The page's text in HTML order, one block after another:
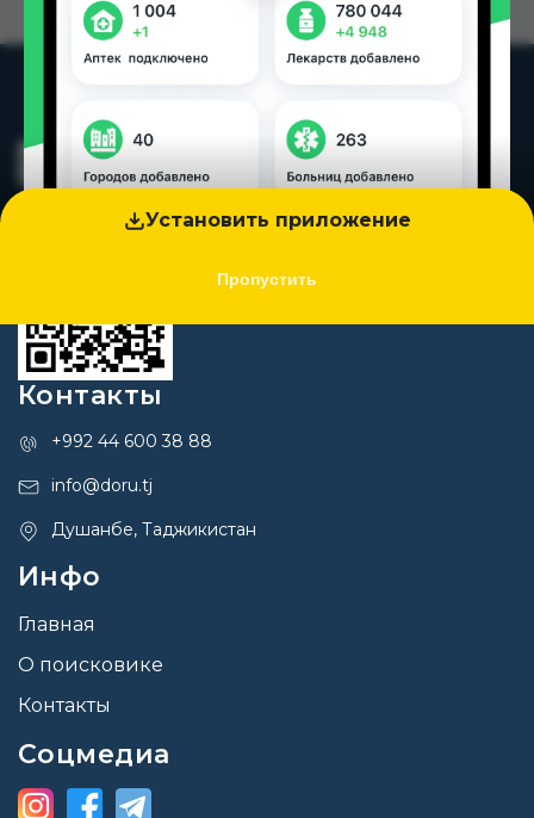
Установить приложение
Пропустить
Контакты
+992 44 600 38 88
info@doru.tj
Душанбе, Таджикистан
Инфо
Главная
О поисковике
Контакты
Соцмедиа